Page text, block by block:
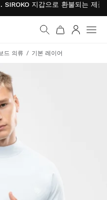
지갑으로 환불되는 제
동
드 의류 기본 레이어